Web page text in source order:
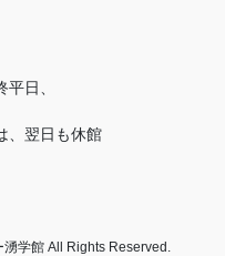
日、
、翌日も休館
学館 All Rights Reserved.